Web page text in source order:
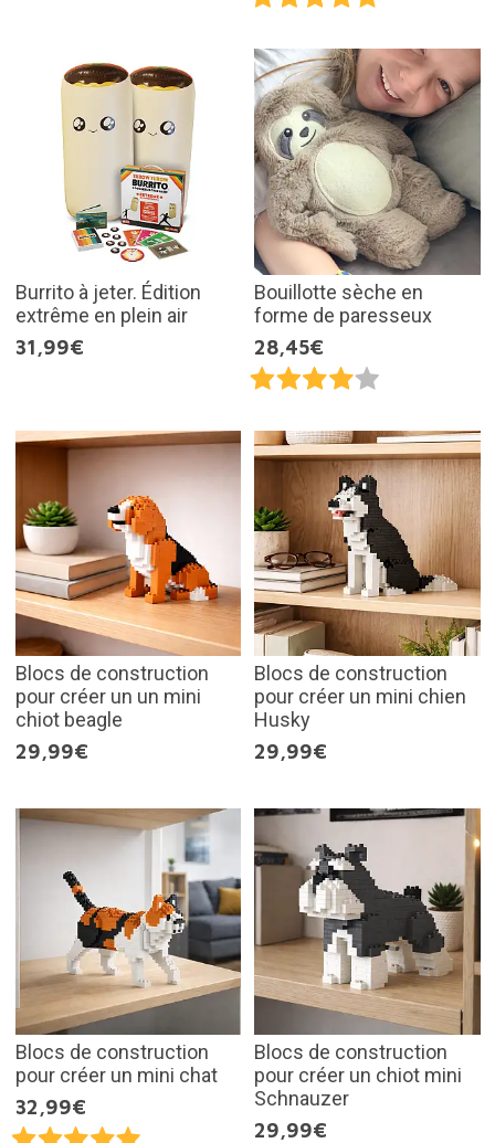
Burrito à jeter. Édition
extrême en plein air
31,99€
Bouillotte sèche en
forme de paresseux
28,45€
Blocs de construction
pour créer un un mini
chiot beagle
29,99€
Blocs de construction
pour créer un mini chien
Husky
29,99€
Blocs de construction
pour créer un mini chat
32,99€
Blocs de construction
pour créer un chiot mini
Schnauzer
29,99€